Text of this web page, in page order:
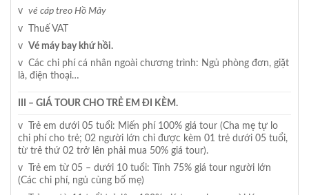
v vé cáp treo Hồ Mây
v Thuế VAT
v Vé máy bay khứ hồi.
v Các chi phí cá nhân ngoài chương trình: Ngủ phòng đơn, giặt
là, điện thoại…
III – GIÁ TOUR CHO TRẺ EM ĐI KÈM.
v Trẻ em dưới 05 tuổi: Miến phí 100% giá tour (Cha mẹ tự lo
chi phí cho trẻ; 02 người lớn chỉ được kèm 01 trẻ dưới 05 tuổi,
từ trẻ thứ 02 trở lên phải mua 50% giá tour).
v Trẻ em từ 05 – dưới 10 tuổi: Tính 75% giá tour người lớn
(Các chi phí, ngủ cùng bố mẹ)